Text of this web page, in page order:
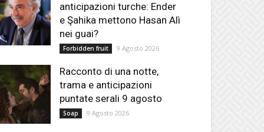
anticipazioni turche: Ender
e Şahika mettono Hasan Alì
nei guai?
Forbidden fruit 9 Agosto 2026
Racconto di una notte,
trama e anticipazioni
puntate serali 9 agosto
Soap 9 Agosto 2026